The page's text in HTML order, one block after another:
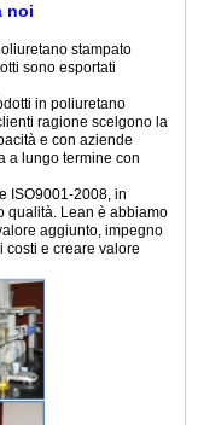
noi
stampato
sono esportati
in poliuretano
ragione scelgono la
e con aziende
a lungo termine con
ISO9001-2008, in
qualità. Lean è abbiamo
aggiunto, impegno
costi e creare valore